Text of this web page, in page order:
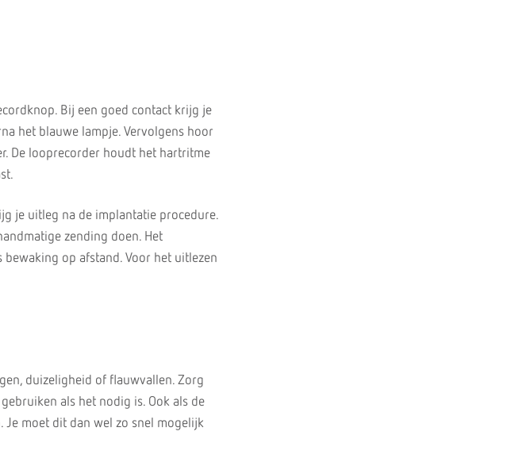
Bij een goed contact krijg je
het blauwe lampje. Vervolgens hoor
De looprecorder houdt het hartritme
je uitleg na de implantatie procedure.
zending doen. Het
op afstand. Voor het uitlezen
duizeligheid of flauwvallen. Zorg
als het nodig is. Ook als de
moet dit dan wel zo snel mogelijk